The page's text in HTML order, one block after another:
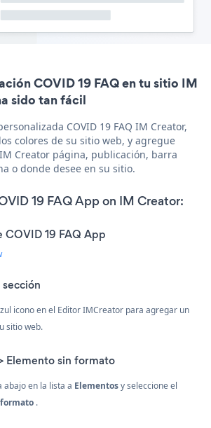
COVID 19 FAQ en tu sitio IM
sido tan fácil
COVID 19 FAQ IM Creator,
colores de su sitio web, y agregue
IM Creator página, publicación, barra
o donde desee en su sitio.
19 FAQ App on IM Creator:
COVID 19 FAQ App
icono en el Editor IMCreator para agregar un
sitio web.
Elemento sin formato
abajo en la lista a Elementosy seleccione el
.